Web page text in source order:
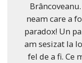
neam care a
paradox! Un
am sesizat la
fel de a fi. Ce